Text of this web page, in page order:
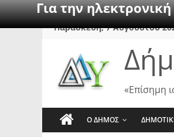
Για την
SkipΠαρασκευή, 7 Αυγούστου
«Επίσημη
Ο ΔΗΜΟΣ